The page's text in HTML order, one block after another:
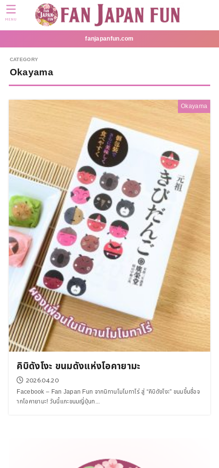
MENU
fanjapanfun.com
Okayama
Okayama
คิบิดังโงะ ขนมดังแห่งโอคายามะ
2026.04.20
Facebook – Fan Japan Fun จากนิทานโมโมทาโร่ สู่ “คิบิดังโงะ” ขนมขึ้นชื่อจ
ากโอคายามะ! วันนี้แกะขนมญี่ปุ่นท...